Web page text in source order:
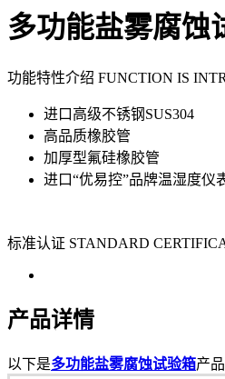
多功能盐雾腐蚀
功能特性介绍 FUNCTION IS
进口高级不锈钢SUS304
高品质橡胶管
加厚型氟硅橡胶管
进口“优易控”品牌温湿度仪
标准认证 STANDARD
产品详情
以下是多功能盐雾腐蚀试验箱产